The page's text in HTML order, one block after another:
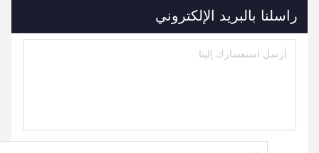
راسلنا بالبريد الإلكتروني